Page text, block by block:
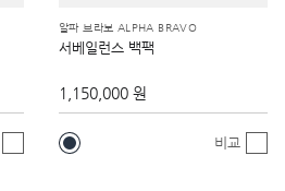
알파 브라보 ALPHA BRAVO
서베일런스 백팩
1,150,000 원
비교